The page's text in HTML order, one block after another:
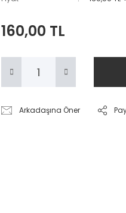
160,00 TL
Arkadaşına Öner